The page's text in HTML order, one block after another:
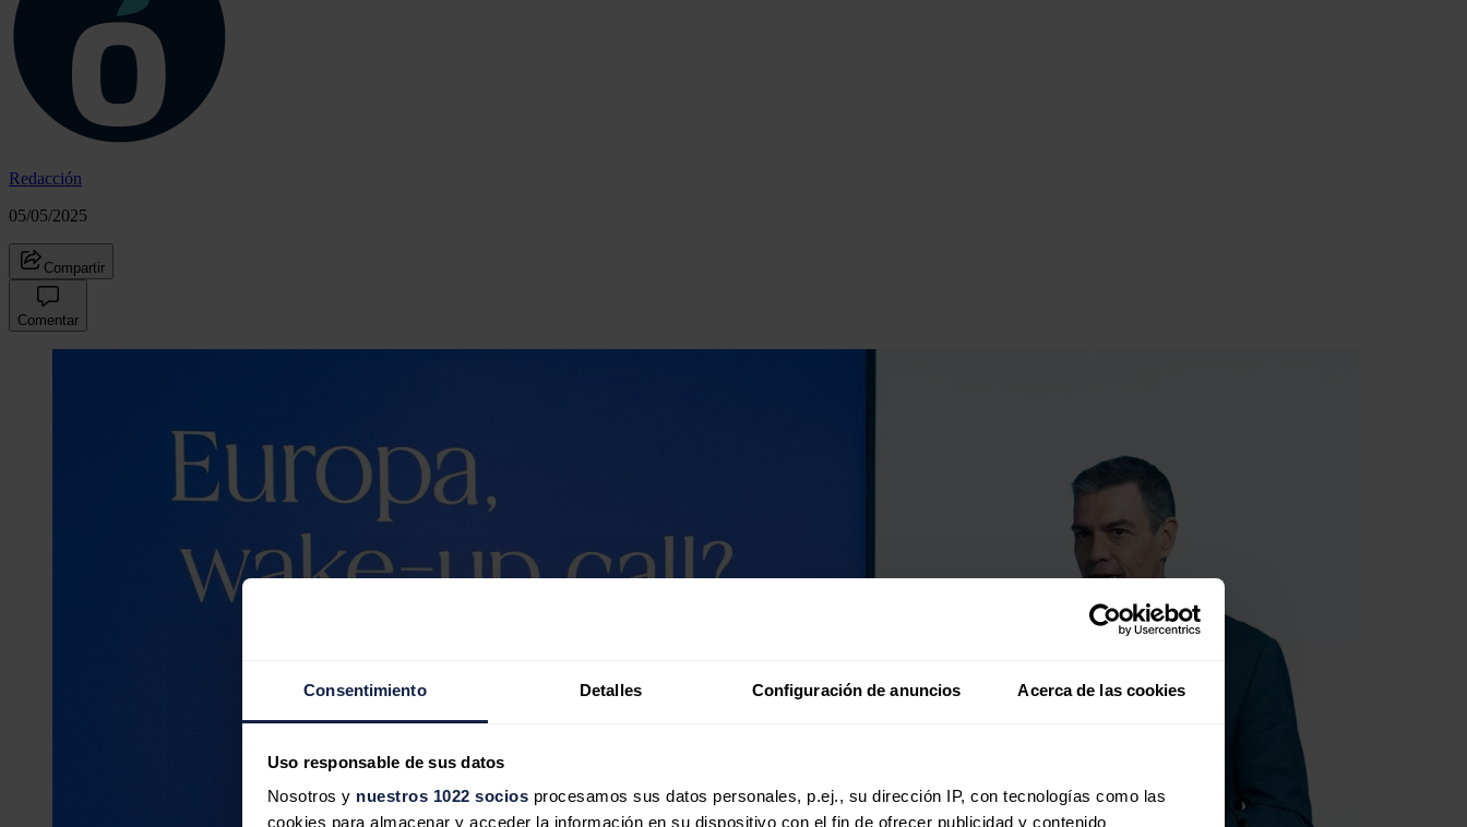
Consentimiento Detalles Configuración de anuncios Acerca de las cookies
Uso responsable de sus datos
Nosotros y nuestros 1022 socios procesamos sus datos personales, p.ej., su dirección IP, con tecnologías como las
cookies para almacenar y acceder la información en su dispositivo con el fin de ofrecer publicidad y contenido
Redacción
05/05/2025
Compartir
Comentar